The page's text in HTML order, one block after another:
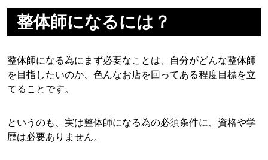
整体師になるには？
整体師になる為にまず必要なことは、自分がどんな整体師
を目指したいのか、色んなお店を回ってある程度目標を立
てることです。
というのも、実は整体師になる為の必須条件に、資格や学
歴は必要ありません。